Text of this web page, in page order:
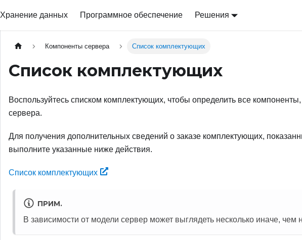
Хранение данных Программное обеспечение Решения
Компоненты сервера Список комплектующих
Список комплектующих
Воспользуйтесь списком комплектующих, чтобы определить все
сервера.
Для получения дополнительных сведений о заказе комплектующих,
выполните указанные ниже действия.
Список комплектующих
ПРИМ.
В зависимости от модели сервер может выглядеть несколько иначе, чем